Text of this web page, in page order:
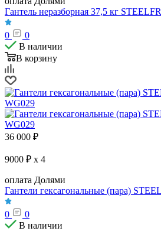
Гантель неразборная 37,5 кг
0
0
В наличии
В корзину
36 000 ₽
9000 ₽ x 4
оплата Долями
Гантели гексагональные (пара)
0
0
В наличии